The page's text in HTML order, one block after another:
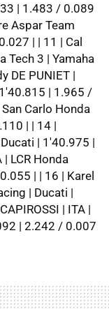
| 1.483 / 0.089
Aspar Team
| | 11 | Cal
Tech 3 | Yamaha
DE PUNIET |
| 1.965 /
Carlo Honda
| | 14 |
| 1'40.975 |
LCR Honda
| | 16 | Karel
| Ducati |
| ITA |
| 2.242 / 0.007